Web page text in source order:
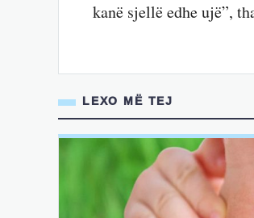
kanë sjellë edhe ujë”,
LEXO MË TEJ